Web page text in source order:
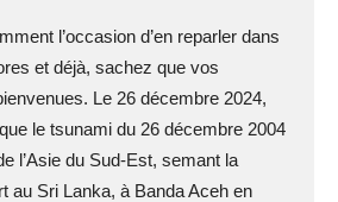
l’occasion d’en reparler dans
et déjà, sachez que vos
Le 26 décembre 2024,
le tsunami du 26 décembre 2004
l’Asie du Sud-Est, semant la
au Sri Lanka, à Banda Aceh en